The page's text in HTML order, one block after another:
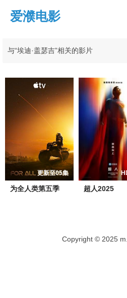
爱濮电影
与“埃迪·盖瑟吉”相关的影片
更新至05集
为全人类第五季 超人2025
Copyright © 2025